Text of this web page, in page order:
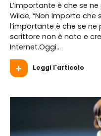
L’importante è che se
Wilde, “Non importa che
l’importante è che se ne
scrittore non è nato e
Internet.Oggi...
Leggi l'articolo